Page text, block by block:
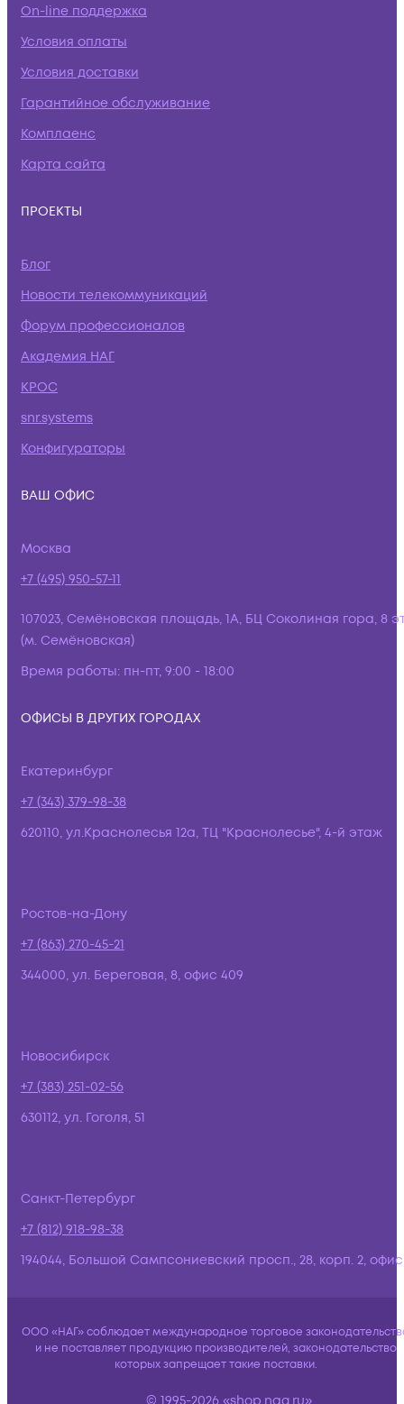
On-line поддержка
Условия оплаты
Условия доставки
Гарантийное обслуживание
Комплаенс
Карта сайта
ПРОЕКТЫ
Блог
Новости телекоммуникаций
Форум профессионалов
Академия НАГ
КРОС
snr.systems
Конфигураторы
ВАШ ОФИС
Москва
+7 (495) 950-57-11
107023, Семёновская площадь, 1А, БЦ Соколиная гора, 8
(м. Семёновская)
Время работы: пн-пт, 9:00 - 18:00
ОФИСЫ В ДРУГИХ ГОРОДАХ
Екатеринбург
+7 (343) 379-98-38
620110, ул.Краснолесья 12а, ТЦ "Краснолесье", 4-й этаж
Ростов-на-Дону
+7 (863) 270-45-21
344000, ул. Береговая, 8, офис 409
Новосибирск
+7 (383) 251-02-56
630112, ул. Гоголя, 51
Санкт-Петербург
+7 (812) 918-98-38
194044, Большой Сампсониевский просп., 28, корп. 2,
ООО «НАГ» соблюдает международное торговое
и не поставляет продукцию производителей, законодательство
которых запрещает такие поставки.